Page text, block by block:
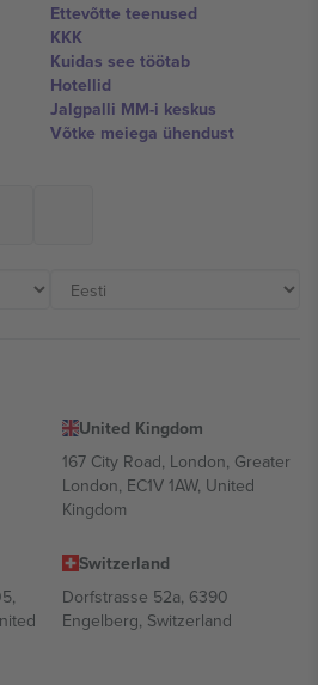
Ettevõtte teenused
KKK
Kuidas see töötab
Hotellid
Jalgpalli MM-i keskus
Võtke meiega ühendust
United Kingdom
167 City Road, London, Greater
London, EC1V 1AW, United
Kingdom
Switzerland
Dorfstrasse 52a, 6390
Engelberg, Switzerland